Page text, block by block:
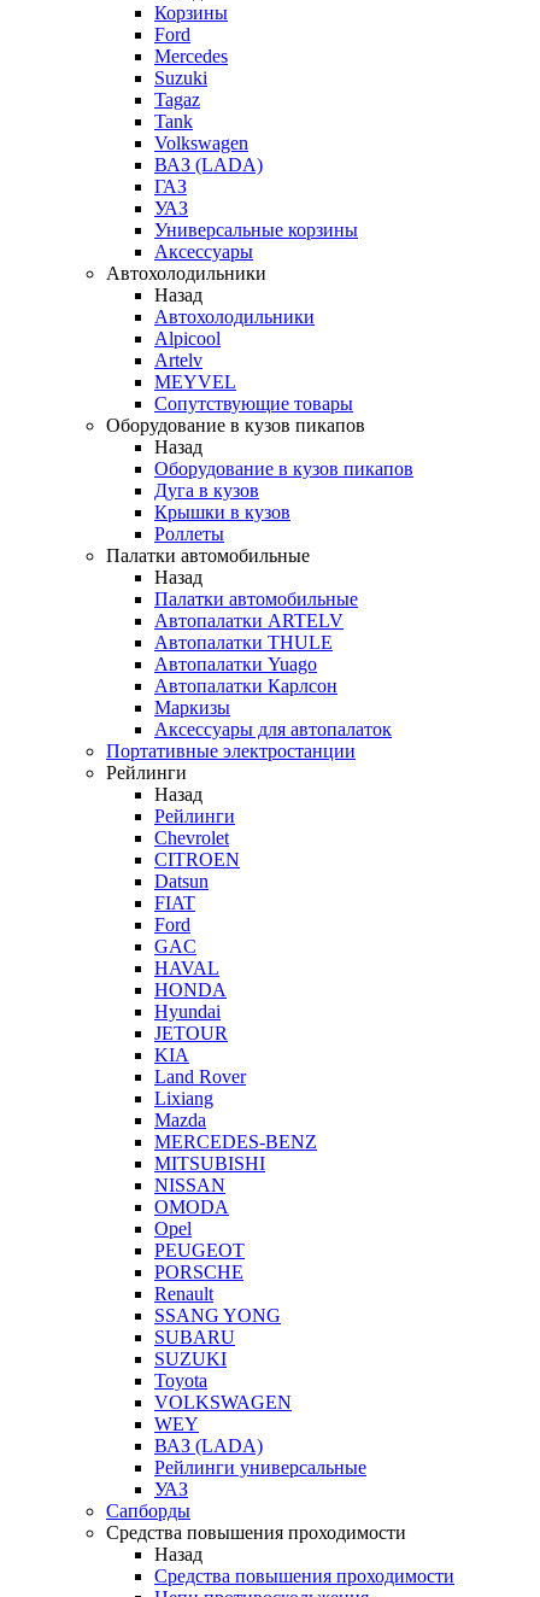
Корзины
Ford
Mercedes
Suzuki
Tagaz
Tank
Volkswagen
ВАЗ (LADA)
ГАЗ
УАЗ
Универсальные корзины
Аксессуары
Автохолодильники
Назад
Автохолодильники
Alpicool
Artelv
MEYVEL
Сопутствующие товары
Оборудование в кузов пикапов
Назад
Оборудование в кузов пикапов
Дуга в кузов
Крышки в кузов
Роллеты
Палатки автомобильные
Назад
Палатки автомобильные
Автопалатки ARTELV
Автопалатки THULE
Автопалатки Yuago
Автопалатки Карлсон
Маркизы
Аксессуары для автопалаток
Портативные электростанции
Рейлинги
Назад
Рейлинги
Chevrolet
CITROEN
Datsun
FIAT
Ford
GAC
HAVAL
HONDA
Hyundai
JETOUR
KIA
Land Rover
Lixiang
Mazda
MERCEDES-BENZ
MITSUBISHI
NISSAN
OMODA
Opel
PEUGEOT
PORSCHE
Renault
SSANG YONG
SUBARU
SUZUKI
Toyota
VOLKSWAGEN
WEY
ВАЗ (LADA)
Рейлинги универсальные
УАЗ
Сапборды
Средства повышения проходимости
Назад
Средства повышения проходимости